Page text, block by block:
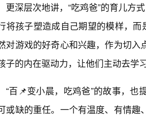
更深层次地讲，“吃鸡爸”的育儿方
将孩子塑造成自己期望的模样，
对游戏的好奇心和兴趣，作为切
子的内在驱动力，让他们主动去学
“百📌变小晨，吃鸡爸”的故事，
或缺的重任。一个有温度、有情